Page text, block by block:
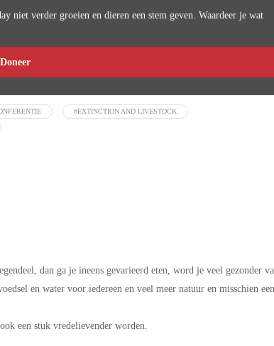
niet verder groeien en dieren een stem geven. Waardeer je wat
Doneer
#EXTINCTION AND LIVESTOCK
dan ga je ineens gevarieerd eten, word je veel gezonder
en water voor iedereen en veel meer natuur en misschien
een stuk vredelievender worden.